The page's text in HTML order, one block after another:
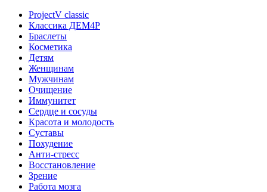
ProjectV classic
Классика ДЕМ4Р
Браслеты
Косметика
Детям
Женщинам
Мужчинам
Очищение
Иммунитет
Сердце и сосуды
Красота и молодость
Суставы
Похудение
Анти-стресс
Восстановление
Зрение
Работа мозга